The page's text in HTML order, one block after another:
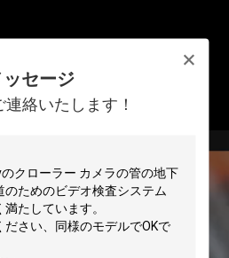
ッセージ
絡いたします！